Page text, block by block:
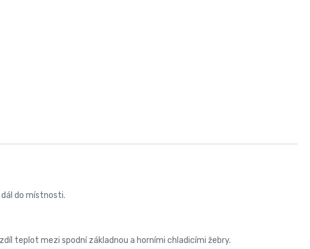
do místnosti.
teplot mezi spodní základnou a horními chladicími žebry.